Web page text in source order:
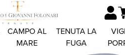
CAMPO AL
MARE
TENUTA LA
FUGA